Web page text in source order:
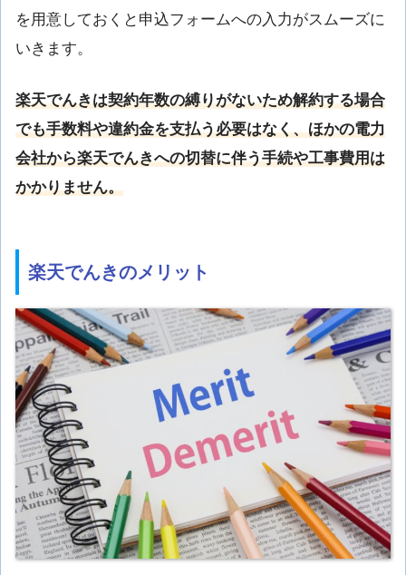
を用意しておくと申込フォームへの入力がスムーズに
いきます。
楽天でんきは契約年数の縛りがないため解約する場合
でも手数料や違約金を支払う必要はなく、ほかの電力
会社から楽天でんきへの切替に伴う手続や工事費用は
かかりません。
楽天でんきのメリット